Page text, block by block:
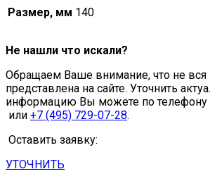
Размер, мм 140
Не нашли что искали?
Обращаем Ваше внимание, что не вся
представлена на сайте. Уточнить
информацию Вы можете по телефону
или +7 (495) 729-07-28.
Оставить заявку:
УТОЧНИТЬ